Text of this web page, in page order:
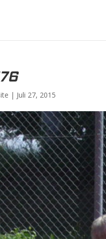
| Juli 27, 2015